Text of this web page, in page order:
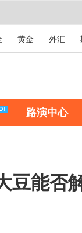
黄金 外汇
路演中心
豆能否